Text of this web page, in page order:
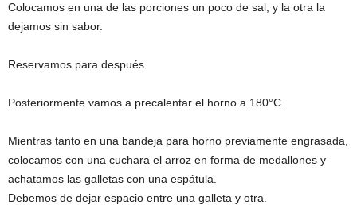
Colocamos en una de las porciones un poco de sal, y la otra la
dejamos sin sabor.
Reservamos para después.
Posteriormente vamos a precalentar el horno a 180°C.
Mientras tanto en una bandeja para horno previamente engrasada,
colocamos con una cuchara el arroz en forma de medallones y
achatamos las galletas con una espátula.
Debemos de dejar espacio entre una galleta y otra.